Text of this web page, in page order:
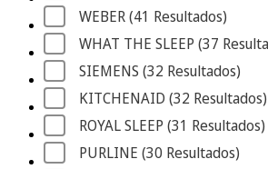
WEBER (41 Resultados)
WHAT THE SLEEP (37
SIEMENS (32 Resultados)
KITCHENAID (32 Resultados)
ROYAL SLEEP (31 Resultados)
PURLINE (30 Resultados)